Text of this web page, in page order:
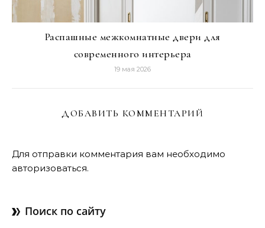
Распашные межкомнатные двери для
современного интерьера
19 мая 2026
ДОБАВИТЬ КОММЕНТАРИЙ
Для отправки комментария вам необходимо
авторизоваться.
Поиск по сайту